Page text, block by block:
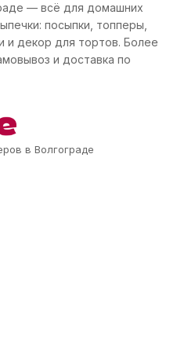
— всё для домашних
посыпки, топперы,
и декор для тортов. Более
и доставка по
в Волгограде